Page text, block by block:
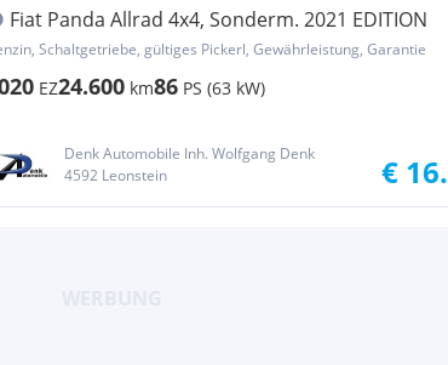
Fiat Panda Allrad 4x4, Sonderm. 2021 EDITION
Schaltgetriebe, gültiges Pickerl, Gewährleistung, Garantie
EZ24.600 km86 PS (63 kW)
Denk Automobile Inh. Wolfgang Denk
4592 Leonstein
€